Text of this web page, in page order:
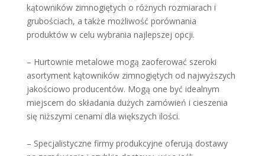
kątowników zimnogiętych o różnych rozmiarach i
grubościach, a także możliwość porównania
produktów w celu wybrania najlepszej opcji.
– Hurtownie metalowe mogą zaoferować szeroki
asortyment kątowników zimnogiętych od najwyższych
jakościowo producentów. Mogą one być idealnym
miejscem do składania dużych zamówień i cieszenia
się niższymi cenami dla większych ilości.
– Specjalistyczne firmy produkcyjne oferują dostawy